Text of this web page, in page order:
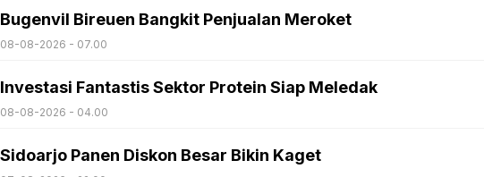
Bugenvil Bireuen Bangkit Penjualan Meroket
08-08-2026 - 07.00
Investasi Fantastis Sektor Protein Siap Meledak
08-08-2026 - 04.00
Sidoarjo Panen Diskon Besar Bikin Kaget